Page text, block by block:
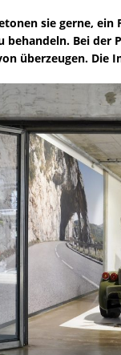
sie gerne,
behandeln. Bei der
überzeugen. Die